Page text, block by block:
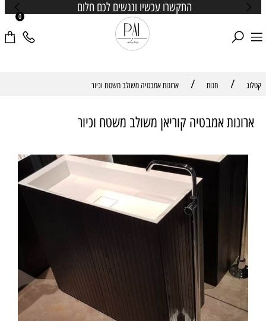
התקשרו עכשיו ונגשים לכם חלום
0
קטלוג / חנות / ארונות אמבטיה משולב משטח וכיור
ארונות אמבטיה קוריאן משולב משטח וכיור